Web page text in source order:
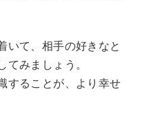
いて、相手の好きなと
みましょう。
することが、より幸せ